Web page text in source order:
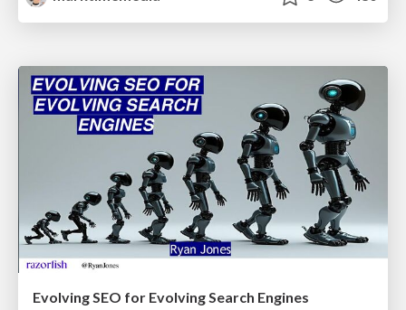
Evolving SEO for Evolving Search Engines